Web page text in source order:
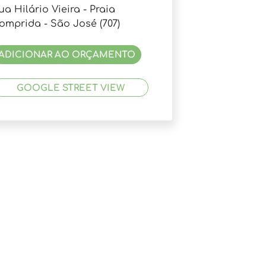
Hilário Vieira - Praia
- São José (707)
AO ORÇAMENTO
GOOGLE STREET VIEW